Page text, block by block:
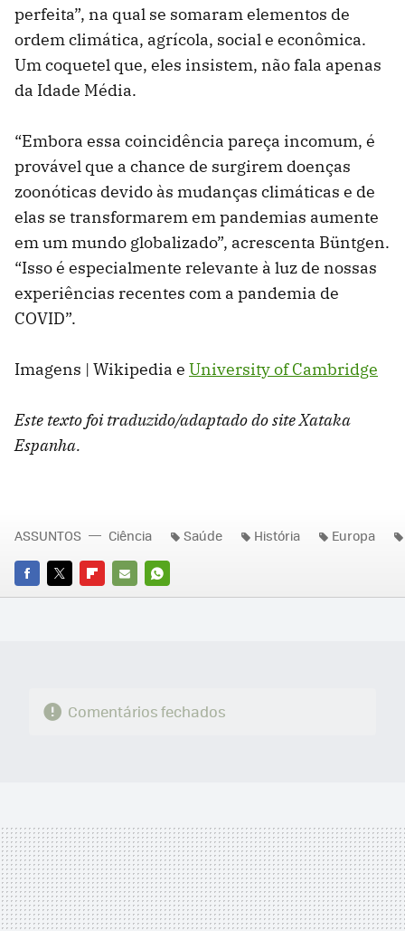
perfeita”, na qual se somaram elementos de
ordem climática, agrícola, social e econômica.
Um coquetel que, eles insistem, não fala apenas
da Idade Média.
“Embora essa coincidência pareça incomum, é
provável que a chance de surgirem doenças
zoonóticas devido às mudanças climáticas e de
elas se transformarem em pandemias aumente
em um mundo globalizado”, acrescenta Büntgen.
“Isso é especialmente relevante à luz de nossas
experiências recentes com a pandemia de
COVID”.
Imagens | Wikipedia e University of Cambridge
Este texto foi traduzido/adaptado do site Xataka
Espanha.
FACEBOOK
TWITTERFLIPBOARD
E-
WHATSAPP
ASSUNTOS Ciência Saúde História Europa
Comentários fechados